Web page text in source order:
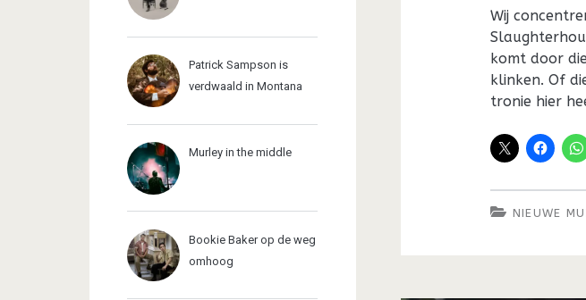
Wij
komt door
klinken. Of
tronie hier
NIEUWE
Patrick Sampson is
verdwaald in Montana
Murley in the middle
Bookie Baker op de weg
omhoog